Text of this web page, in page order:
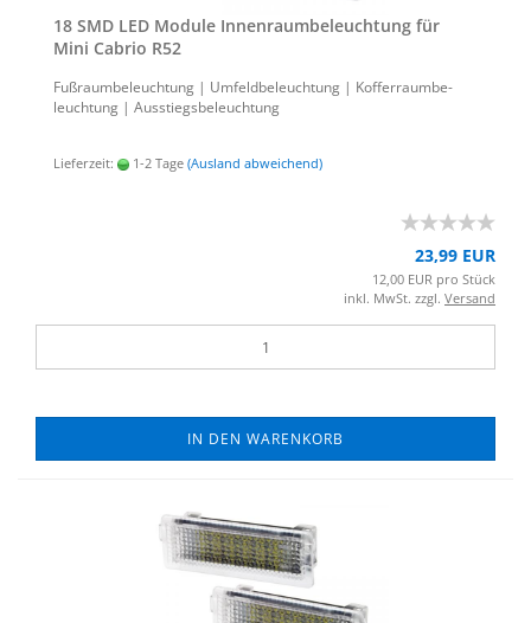
18 SMD LED Mo­du­le In­nen­raum­be­leuch­tung für
Mini Ca­brio R52
Fuß­raum­be­leuch­tung | Um­feld­be­leuch­tung | Kof­fer­raum­be­
leuch­tung | Aus­stiegs­be­leuch­tung
Lieferzeit: 1-2 Tage (Ausland abweichend)
23,99 EUR
12,00 EUR pro Stück
inkl. MwSt. zzgl. Versand
IN DEN WARENKORB